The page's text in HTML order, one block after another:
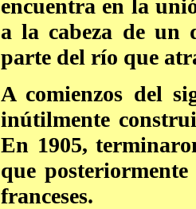
encuentra en la
a la cabeza de un
parte del río que
A comienzos del
inútilmente
En 1905,
que
franceses.